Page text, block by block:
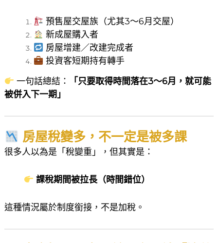
預售屋交屋族（尤其3～6月交屋）
新成屋購入者
房屋增建／改建完成者
投資客短期持有轉手
一句話總結：
「只要取得時間落在3～6月，就可能
被併入下一期」
房屋稅變多，不一定是被多課
很多人以為是「稅變重」，但其實是：
課稅期間被拉長（時間錯位）
這種情況屬於制度銜接，不是加稅。